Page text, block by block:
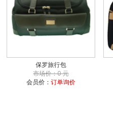
保罗旅行包
市场价：0 元
会员价： 订单询价